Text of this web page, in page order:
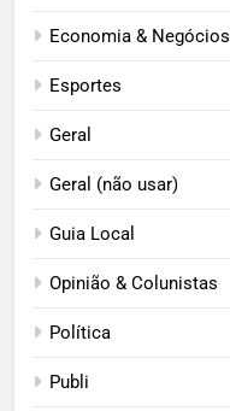
Economia & Negócios
Esportes
Geral
Geral (não usar)
Guia Local
Opinião & Colunistas
Política
Publi